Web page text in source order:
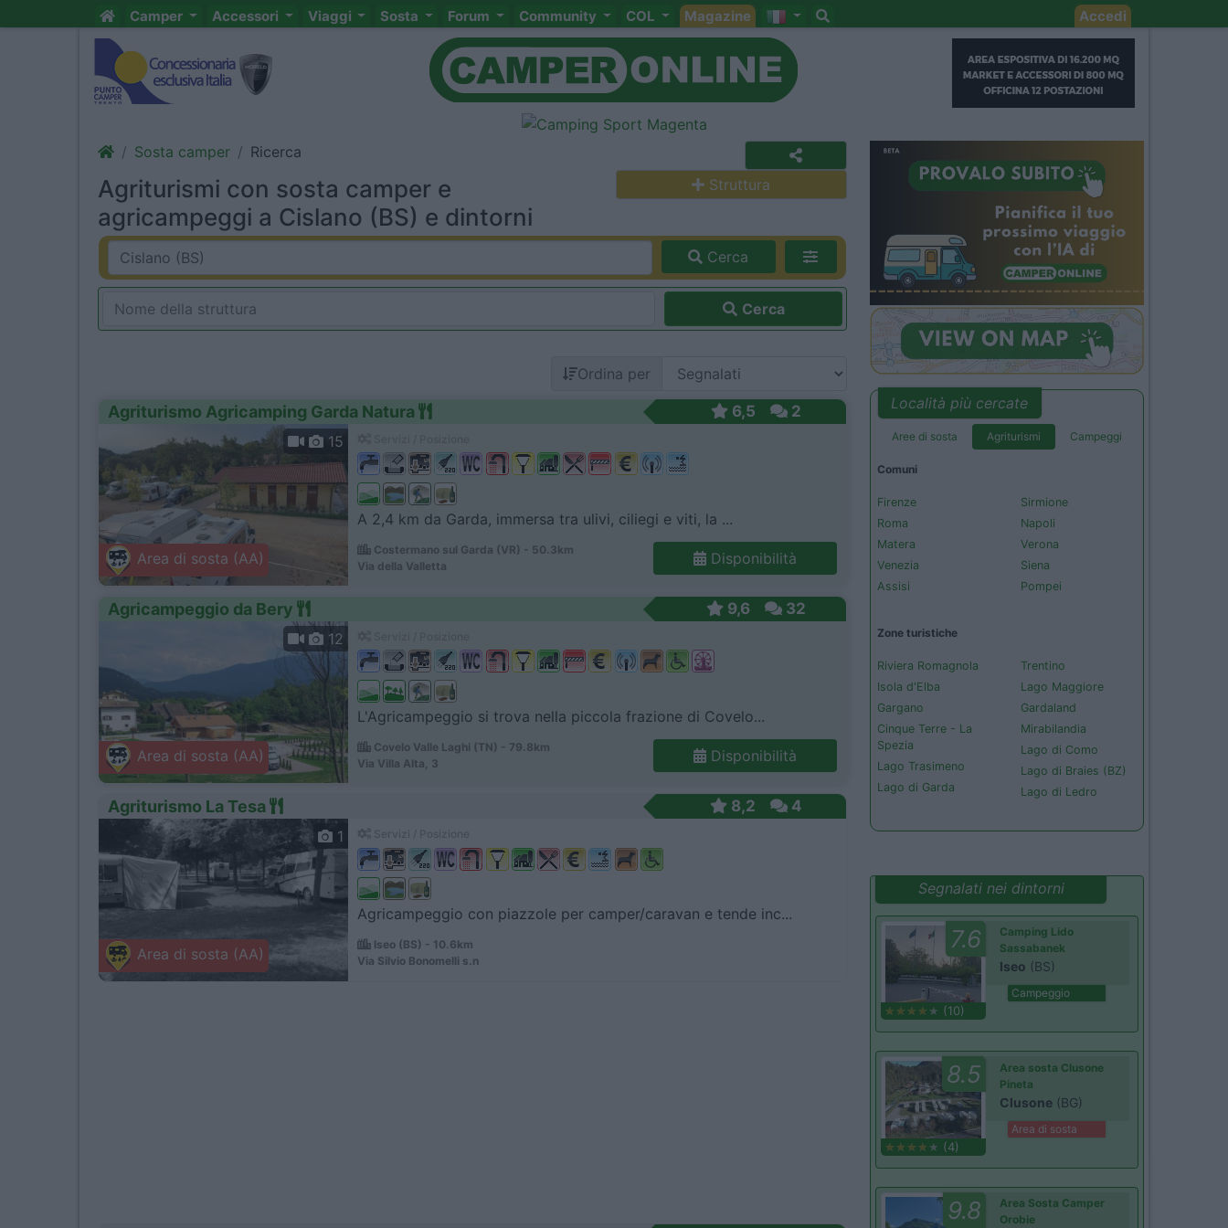
Camper Accessori Viaggi Sosta Forum Community COL Magazine Accedi
Sosta camper Ricerca
Agriturismi con sosta camper e
agricampeggi a Cislano (BS) e dintorni
Struttura
Cerca
Cerca
Ordina per
Agriturismo Agricamping Garda Natura 6,5 2
Area di sosta (AA)
15
A 2,4 km da Garda, immersa tra ulivi, ciliegi e viti, la ...
Costermano sul Garda (VR) - 50.3km
Via della Valletta
Disponibilità
Agricampeggio da Bery 9,6 32
Area di sosta (AA)
12
L'Agricampeggio si trova nella piccola frazione di Covelo...
Covelo Valle Laghi (TN) - 79.8km
Via Villa Alta, 3
Disponibilità
Agriturismo La Tesa 8,2 4
Area di sosta (AA)
1
Agricampeggio con piazzole per camper/caravan e tende inc...
Iseo (BS) - 10.6km
Via Silvio Bonomelli s.n
Località più cercate
Aree di sosta Agriturismi Campeggi
Comuni
Firenze
Roma
Matera
Venezia
Assisi
Sirmione
Napoli
Verona
Siena
Pompei
Zone turistiche
Riviera Romagnola
Isola d'Elba
Gargano
Cinque Terre - La
Spezia
Lago Trasimeno
Lago di Garda
Trentino
Lago Maggiore
Gardaland
Mirabilandia
Lago di Como
Lago di Braies (BZ)
Lago di Ledro
Segnalati nei dintorni
7.6
(10)
Camping Lido
Sassabanek
Iseo (BS)
Campeggio
8.5
(4)
Area sosta Clusone
Pineta
Clusone (BG)
Area di sosta
9.8
Area Sosta Camper
Orobie